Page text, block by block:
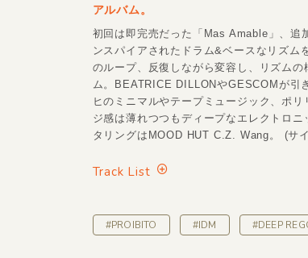
アルバム。
初回は即完売だった「Mas Amable」、追
ンスパイアされたドラム&ベースなリズム
のループ、反復しながら変容し、リズム
ム。BEATRICE DILLONやGESCOMが引
ヒのミニマルやテープミュージック、ポ
ジ感は薄れつつもディープなエレクトロ
タリングはMOOD HUT C.Z. Wang。 (サ
Track List
#PROIBITO #IDM #DEEP